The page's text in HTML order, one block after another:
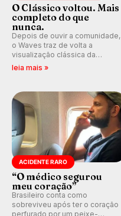
O Clássico voltou. Mais
completo do que
nunca.
Depois de ouvir a comunidade,
o Waves traz de volta a
visualização clássica da
previsão de águas rasas,
ondas para até 16 dias.
leia mais »
ACIDENTE RARO
“O médico segurou
meu coração”
Brasileiro conta como
sobreviveu após ter o coração
perfurado por um peixe-